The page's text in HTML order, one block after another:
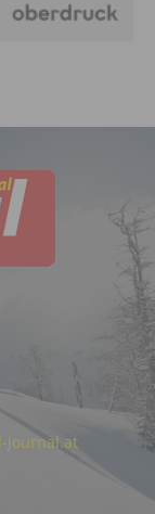
journal.at